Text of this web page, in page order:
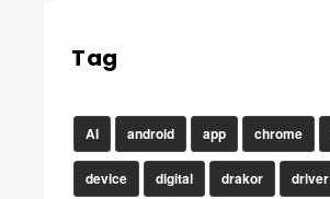
Tag
AI android app chrome
device digital drakor driver